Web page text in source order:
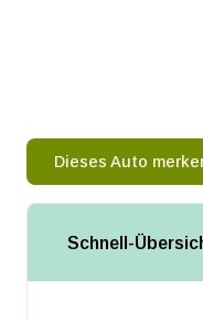
Dieses Auto
Schnell-